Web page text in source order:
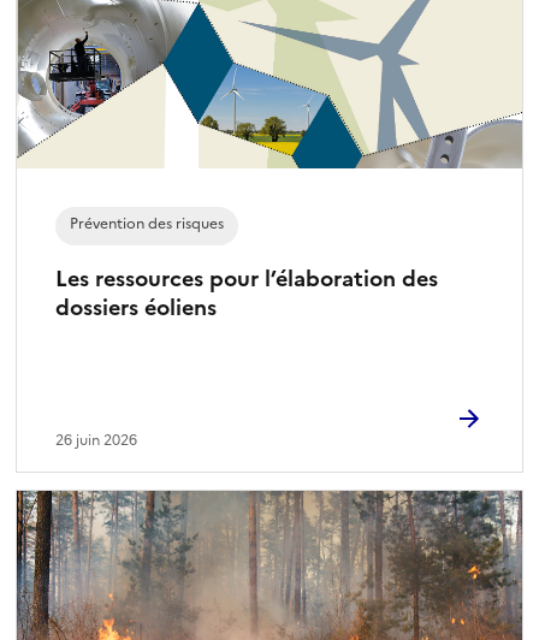
Les ressources pour l’élaboration des
dossiers éoliens
Prévention des risques
26 juin 2026